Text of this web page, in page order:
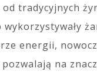
tradycyjnych
energii,
na